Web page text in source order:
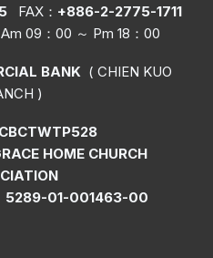
FAX： +886-2-2775-1711
Am 09：00 ～ Pm 18：00
BANK ( CHIEN KUO
)
HOME CHURCH
5289-01-001463-00